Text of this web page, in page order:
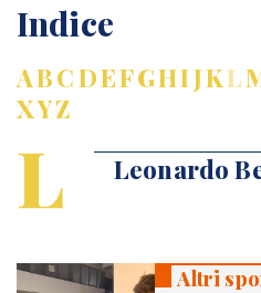
Indice
ABCDEFGHIJKL
XYZ
L Leonardo
Altri